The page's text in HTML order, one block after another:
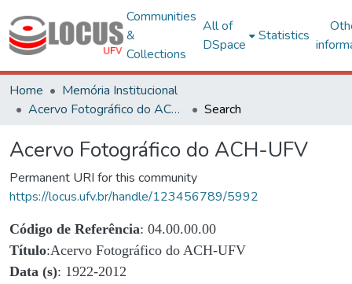
Communities
&
Collections
All of
DSpace
Statistics
Home
Memória Institucional
Acervo Fotográfico do ACH-UFV
Search
Acervo Fotográfico do ACH-UFV
Permanent URI for this community
https://locus.ufv.br/handle/123456789/5992
Código de Referência: 04.00.00.00
Título:Acervo Fotográfico do ACH-UFV
Data (s): 1922-2012